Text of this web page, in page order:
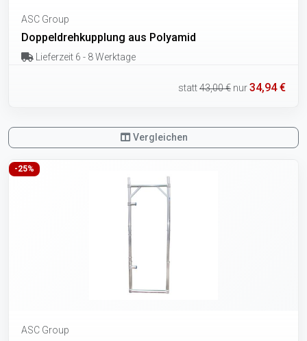
ASC Group
Doppeldrehkupplung aus Polyamid
Lieferzeit 6 - 8 Werktage
statt43,00 € nur34,94 €
Vergleichen
-25%
ASC Group